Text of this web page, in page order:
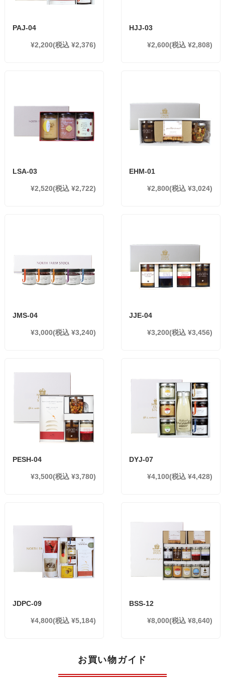
PAJ-04
¥2,200(税込 ¥2,376)
HJJ-03
¥2,600(税込 ¥2,808)
LSA-03
¥2,520(税込 ¥2,722)
EHM-01
¥2,800(税込 ¥3,024)
JMS-04
¥3,000(税込 ¥3,240)
JJE-04
¥3,200(税込 ¥3,456)
PESH-04
¥3,500(税込 ¥3,780)
DYJ-07
¥4,100(税込 ¥4,428)
JDPC-09
¥4,800(税込 ¥5,184)
BSS-12
¥8,000(税込 ¥8,640)
お買い物ガイド